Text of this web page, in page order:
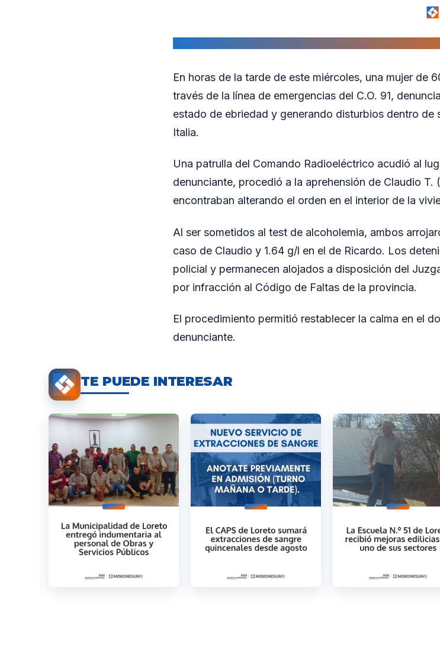
En horas de la tarde de este miércoles, una mujer de
través de la línea de emergencias del C.O. 91,
estado de ebriedad y generando disturbios dentro de
Italia.
Una patrulla del Comando Radioeléctrico acudió al
denunciante, procedió a la aprehensión de Claudio
encontraban alterando el orden en el interior de la
Al ser sometidos al test de alcoholemia, ambos
caso de Claudio y 1.64 g/l en el de Ricardo. Los
policial y permanecen alojados a disposición del
por infracción al Código de Faltas de la provincia.
El procedimiento permitió restablecer la calma en el
denunciante.
TE PUEDE INTERESAR